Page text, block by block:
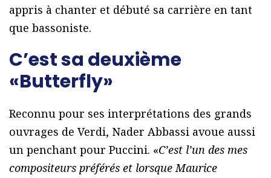
appris à chanter et débuté sa carrière en tant
que bassoniste.
C’est sa deuxième
«Butterfly»
Reconnu pour ses interprétations des grands
ouvrages de Verdi, Nader Abbassi avoue aussi
un penchant pour Puccini. «C’est l’un des mes
compositeurs préférés et lorsque Maurice